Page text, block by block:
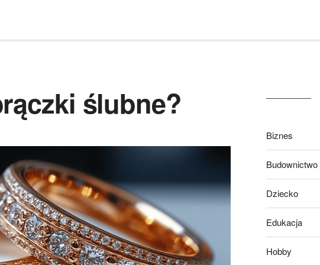
ślubne?
Biznes
Budownictwo
Dziecko
Edukacja
Hobby